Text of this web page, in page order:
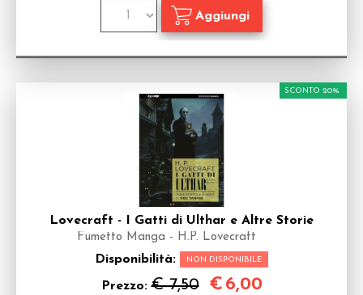
Lovecraft - I Gatti di Ulthar e Altre Storie
Fumetto Manga - H.P. Lovecraft
Disponibilità: NON DISPONIBILE
Prezzo:€ 7,50
SCONTO 20%
€ 6,00